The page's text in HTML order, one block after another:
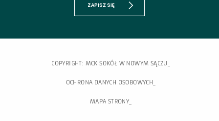
ZAPISZ SIĘ
COPYRIGHT: MCK SOKÓŁ W NOWYM SĄCZU
OCHRONA DANYCH OSOBOWYCH
MAPA STRONY